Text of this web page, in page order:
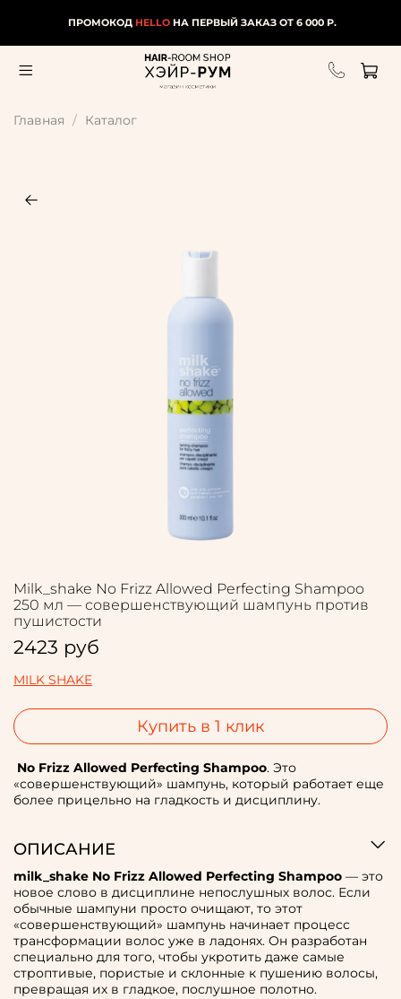
ПРОМОКОД HELLOНА ПЕРВЫЙ ЗАКАЗ ОТ 6 000 Р.
Главная Каталог
MILK SHAKE
Milk_shake No Frizz Allowed Perfecting Shampoo
250 мл — совершенствующий шампунь против
пушистости
2423 руб
Купить в 1 клик
No Frizz Allowed Perfecting Shampoo. Это
«совершенствующий» шампунь, который работает еще
более прицельно на гладкость и дисциплину.
ОПИСАНИЕ
milk_shake No Frizz Allowed Perfecting Shampoo — это
новое слово в дисциплине непослушных волос. Если
обычные шампуни просто очищают, то этот
«совершенствующий» шампунь начинает процесс
трансформации волос уже в ладонях. Он разработан
специально для того, чтобы укротить даже самые
строптивые, пористые и склонные к пушению волосы,
превращая их в гладкое, послушное полотно.